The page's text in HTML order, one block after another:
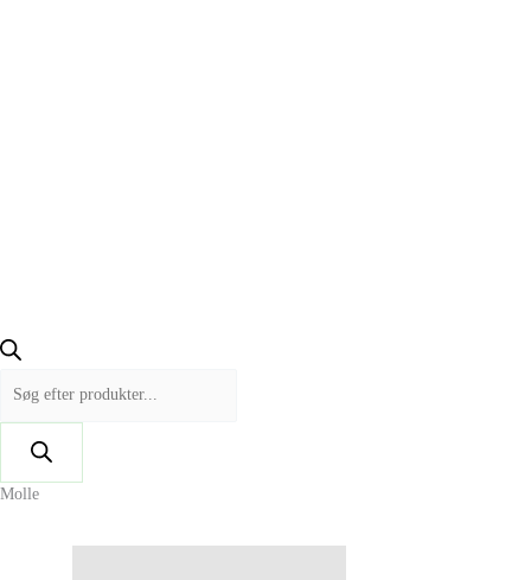
Molle